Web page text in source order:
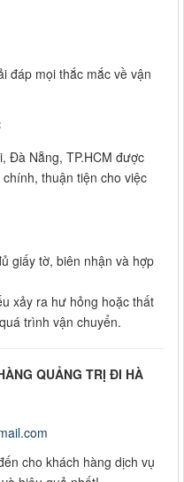
đáp mọi thắc mắc về vận
Đà Nẵng, TP.HCM được
thuận tiện cho việc
giấy tờ, biên nhận và hợp
xảy ra hư hỏng hoặc thất
trình vận chuyển.
QUẢNG TRỊ ĐI HÀ
cho khách hàng dịch vụ